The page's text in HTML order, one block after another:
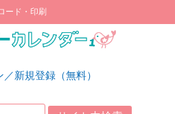
ード・印刷
／新規登録（無料）